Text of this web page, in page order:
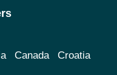
Canada Croatia